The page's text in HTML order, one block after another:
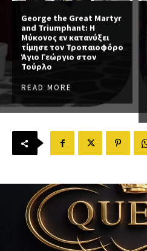
George the Great Martyr
and Triumphant: Η
Μύκονος εν κατανύξει
τίμησε τον Τροπαιοφόρο
Άγιο Γεώργιο στον
Τούρλο
READ MORE